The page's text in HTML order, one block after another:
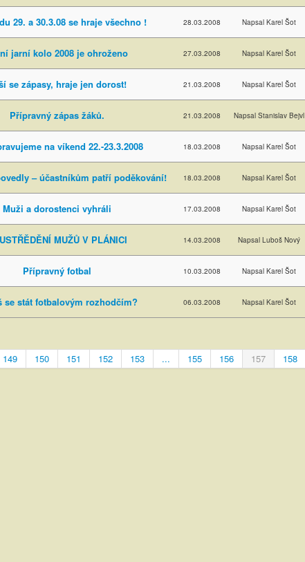
29. a 30.3.08 se hraje všechno ! 28.03.2008 Napsal Karel Šot
jarní kolo 2008 je ohroženo 27.03.2008 Napsal Karel Šot
se zápasy, hraje jen dorost! 21.03.2008 Napsal Karel Šot
Přípravný zápas žáků. 21.03.2008 Napsal Stanislav Bejvl
na víkend 22.-23.3.2008 18.03.2008 Napsal Karel Šot
– účastníkům patří poděkování! 18.03.2008 Napsal Karel Šot
Muži a dorostenci vyhráli 17.03.2008 Napsal Karel Šot
MUŽŮ V PLÁNICI 14.03.2008 Napsal Luboš Nový
Přípravný fotbal 10.03.2008 Napsal Karel Šot
se stát fotbalovým rozhodčím? 06.03.2008 Napsal Karel Šot
149
150 151 152 153 ... 155 156 157 158